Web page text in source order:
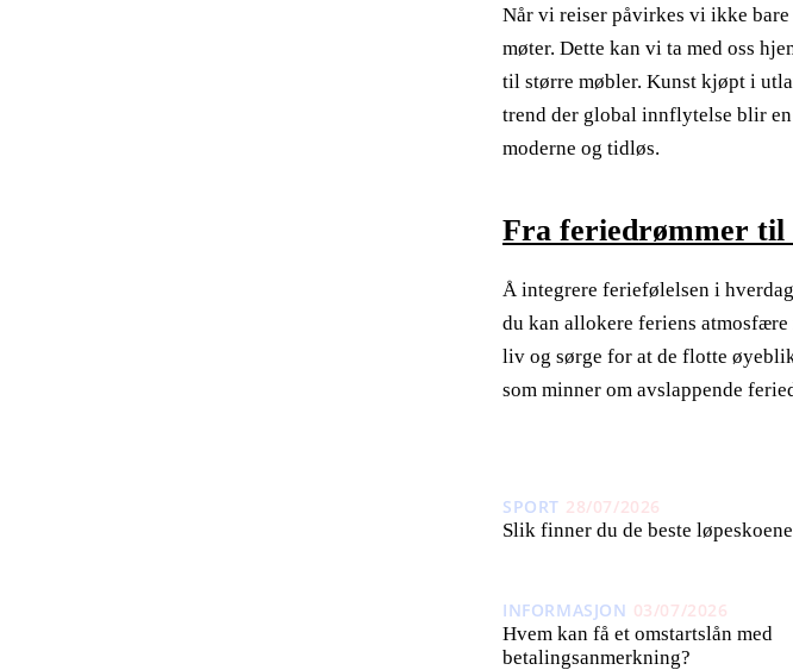
Når vi reiser påvirkes vi ikke
møter. Dette kan vi ta med oss
til større møbler. Kunst kjøpt i
trend der global innflytelse blir
moderne og tidløs.
Fra feriedrømmer til
Å integrere feriefølelsen i
du kan allokere feriens
liv og sørge for at de flotte
som minner om avslappende
SPORT 28/07/2026
Slik finner du de beste
INFORMASJON 03/07/2026
Hvem kan få et omstartslån med
betalingsanmerkning?